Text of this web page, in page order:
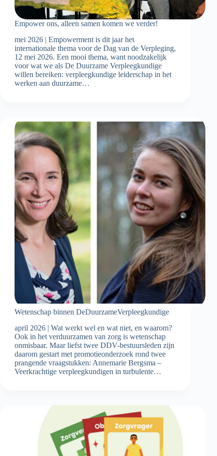
Empower ons, alleen samen komen we verder!
mei 2026 | Empowerment is dit jaar het
internationale thema voor de Dag van de Verpleging,
12 mei 2026. Een mooi thema, want noodzakelijk
voor wat we als De Duurzame Verpleegkundige
willen bereiken: verpleegkundige leiderschap in het
werken aan duurzame…
Wetenschap binnen DeDuurzameVerpleegkundige
april 2026 | Wat werkt wel en wat niet, en waarom?
Ook in het verduurzamen van zorg is wetenschap
onmisbaar. Maar liefst twee DDV-bestuursleden zijn
daarom gestart met promotieonderzoek rond twee
prangende vraagstukken: Annemarie Bergsma –
Veerkrachtige verpleegkundigen in turbulente…